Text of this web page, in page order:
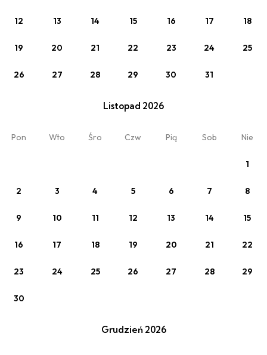
12 13 14 15 16 17 18
19 20 21 22 23 24 25
26 27 28 29 30 31
Listopad 2026
Pon Wto Śro Czw Pią Sob Nie
1
2 3 4 5 6 7 8
9 10 11 12 13 14 15
16 17 18 19 20 21 22
23 24 25 26 27 28 29
30
Grudzień 2026
SPA Apartamenty Cennik - na 2 noce i więcej